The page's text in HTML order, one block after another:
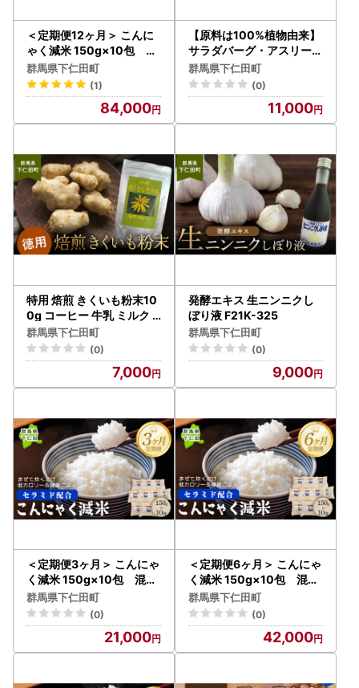
＜定期便12ヶ月＞ こんに
ゃく減米 150g×10包 混
ぜて炊くだけで低カロリー
＆健康ごはん 冷凍可能セ
ラミド配合 群馬県下仁田
群馬県下仁田町
(1)
84,000
【原料は100%植物由来】
サラダバーグ・アスリート
（たんぱく質強化でカレー
味）8個セット F21K-237
群馬県下仁田町
(0)
11,000
特用 焙煎 きくいも粉末10
0g コーヒー 牛乳 ミルク
健康 食物繊維 新陳代謝 美
肌 腸活 F21K-324
群馬県下仁田町
(0)
7,000
発酵エキス 生ニンニクし
ぼり液 F21K-325
群馬県下仁田町
(0)
9,000
＜定期便3ヶ月＞ こんにゃ
く減米 150g×10包 混ぜ
て炊くだけで低カロリー＆
健康ごはん 冷凍可能セラ
ミド配合 群馬県下仁田町 F
群馬県下仁田町
(0)
21,000
＜定期便6ヶ月＞ こんにゃ
く減米 150g×10包 混ぜ
て炊くだけで低カロリー＆
健康ごはん 冷凍可能セラ
ミド配合 群馬県下仁田町 F
群馬県下仁田町
(0)
42,000